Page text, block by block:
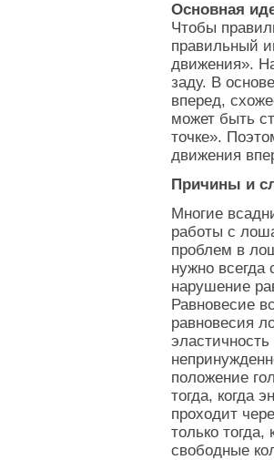
Основная
Чтобы
правильный
движения».
заду. В
вперед,
может быть
точке».
движения
Причины и
Многие
работы с
проблем в
нужно всегда
нарушение
Равновесие
равновесия
положение
тогда, когда
проходит
только тогда,
свободные